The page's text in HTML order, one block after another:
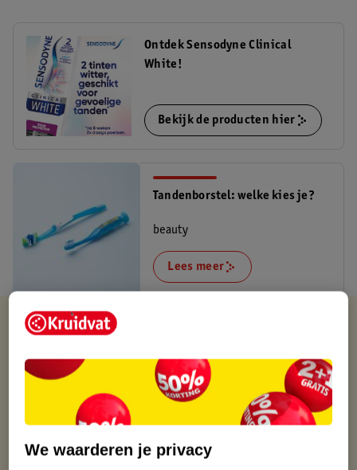
Ontdek Sensodyne Clinical
White!
Bekijk de producten hier
Tandenborstel: welke kies je?
beauty
Lees meer
Kruidvat is altijd voordelig
Gratis ophalen in de winkel
Op werkdagen voor 22:00 uur besteld, volgende dag in huis
Gratis thuisbezorgd vanaf 50.00
Gratis retourneren binnen 30 dagen
We waarderen je privacy